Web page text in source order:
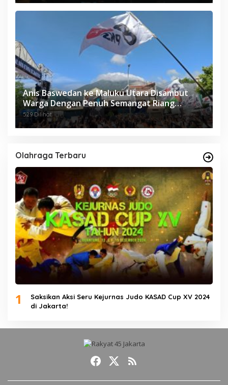
Anis Baswedan ke Maluku Utara Disambut
Warga Dengan Penuh Semangat Riang
Gembira.
529 Dilihat
Olahraga Terbaru
1
Saksikan Aksi Seru Kejurnas Judo KASAD Cup XV 2024
di Jakarta!